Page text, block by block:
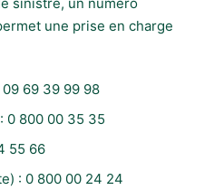
une prise en charge
69 39 99 98
0 800 00 35 35
55 66
: 0 800 00 24 24